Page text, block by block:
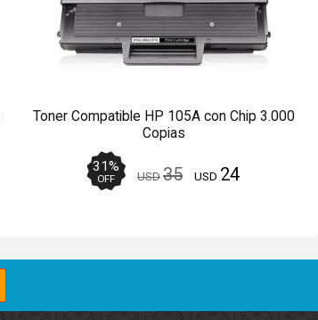
Toner Compatible HP 105A con Chip 3.000
Copias
31%
OFF USD35 USD 24